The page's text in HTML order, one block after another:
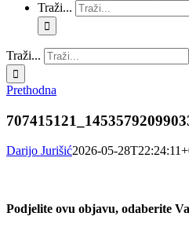
Traži...
Traži...
Prethodna
Darijo Jurišić2026-05-
Podjelite ovu objavu, odaberite